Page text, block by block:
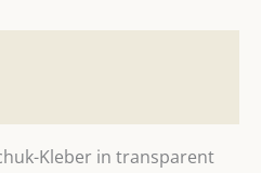
Kleber in transparent